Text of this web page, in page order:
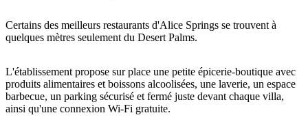
Certains des meilleurs restaurants d'Alice Springs se trouvent à
quelques mètres seulement du Desert Palms.
L'établissement propose sur place une petite épicerie-boutique avec
produits alimentaires et boissons alcoolisées, une laverie, un espace
barbecue, un parking sécurisé et fermé juste devant chaque villa,
ainsi qu'une connexion Wi-Fi gratuite.